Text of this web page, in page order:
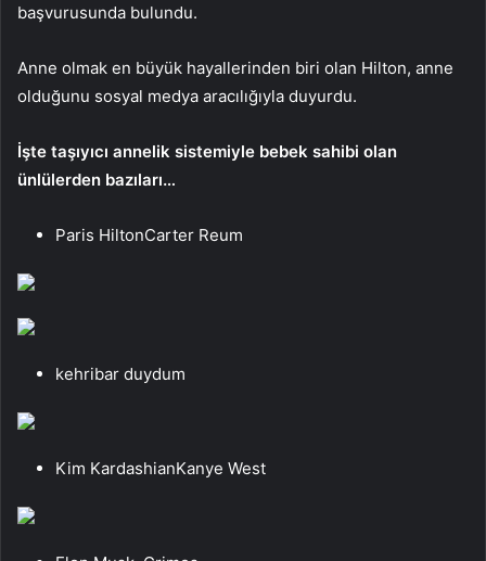
başvurusunda bulundu.
Anne olmak en büyük hayallerinden biri olan Hilton, anne
olduğunu sosyal medya aracılığıyla duyurdu.
İşte taşıyıcı annelik sistemiyle bebek sahibi olan
ünlülerden bazıları…
Paris HiltonCarter Reum
kehribar duydum
Kim KardashianKanye West